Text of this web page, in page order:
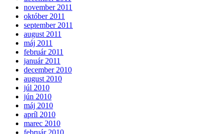
november 2011
október 2011
september 2011
august 2011
máj 2011
február 2011
január 2011
december 2010
august 2010
júl 2010
jún 2010
máj 2010
apríl 2010
marec 2010
február 2010